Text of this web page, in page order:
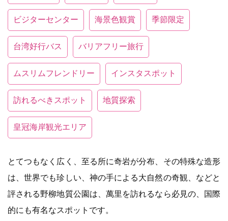
ビジターセンター 海景色観賞 季節限定
台湾好行バス バリアフリー旅行
ムスリムフレンドリー インスタスポット
訪れるべきスポット 地質探索
皇冠海岸観光エリア
とてつもなく広く、至る所に奇岩が分布、その特殊な造形
は、世界でも珍しい、神の手による大自然の奇観、などと
評される野柳地質公園は、萬里を訪れるなら必見の、国際
的にも有名なスポットです。